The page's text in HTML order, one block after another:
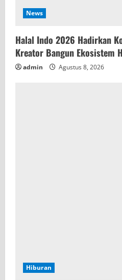
News
Halal Indo 2026 Hadirkan
Kreator Bangun Ekosistem
admin Agustus 8, 2026
Hiburan